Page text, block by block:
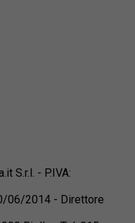
S.r.l. - P.IVA:
06/2014 - Direttore